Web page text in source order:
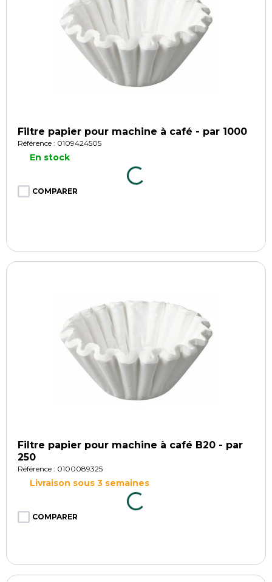
Filtre papier pour machine à café - par 1000
Référence : 0109424505
En stock
COMPARER
Filtre papier pour machine à café B20 - par
250
Référence : 0100089325
Livraison sous 3 semaines
COMPARER